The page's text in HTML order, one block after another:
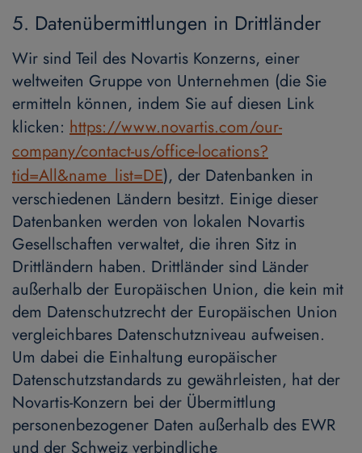
5. Datenübermittlungen in Drittländer
Wir sind Teil des Novartis Konzerns, einer
weltweiten Gruppe von Unternehmen (die Sie
ermitteln können, indem Sie auf diesen Link
klicken: https://www.novartis.com/our-
company/contact-us/office-locations?
tid=All&name_list=DE), der Datenbanken in
verschiedenen Ländern besitzt. Einige dieser
Datenbanken werden von lokalen Novartis
Gesellschaften verwaltet, die ihren Sitz in
Drittländern haben. Drittländer sind Länder
außerhalb der Europäischen Union, die kein mit
dem Datenschutzrecht der Europäischen Union
vergleichbares Datenschutzniveau aufweisen.
Um dabei die Einhaltung europäischer
Datenschutzstandards zu gewährleisten, hat der
Novartis-Konzern bei der Übermittlung
personenbezogener Daten außerhalb des EWR
und der Schweiz verbindliche